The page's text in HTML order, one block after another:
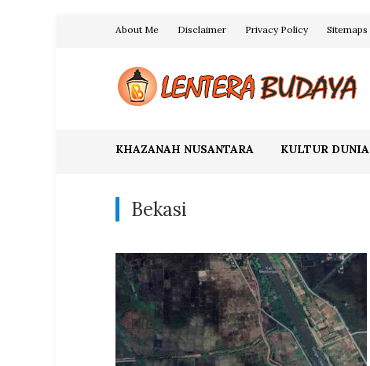
About Me Disclaimer Privacy Policy Sitemaps
KHAZANAH NUSANTARA KULTUR DUNIA
Bekasi